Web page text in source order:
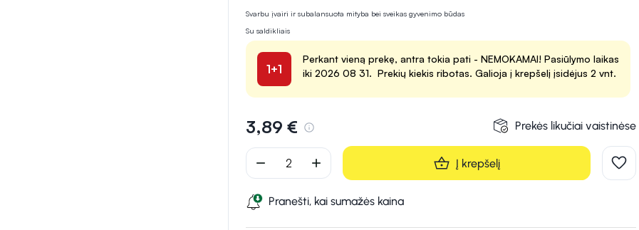
Svarbu įvairi ir subalansuota mityba bei sveikas gyvenimo būdas
Su saldikliais
1+1
Perkant vieną prekę, antra tokia pati - NEMOKAMAI! Pasiūlymo laikas
iki 2026 08 31. Prekių kiekis ribotas. Galioja į krepšelį įsidėjus 2 vnt.
3,89 € Prekės likučiai vaistinėse
remove add Į krepšelį
Pranešti, kai sumažės kaina